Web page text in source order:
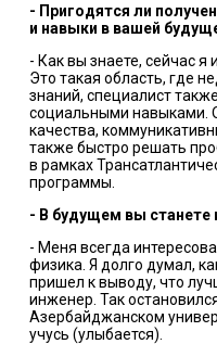
- Пригодятся ли
и навыки в вашей
- Как вы знаете, сейчас
Это такая область, где
знаний, специалист
социальными навыками.
качества,
также быстро решать
в рамках
программы.
- В будущем вы станете
- Меня всегда
физика. Я долго думал,
пришел к выводу, что
инженер. Так
Азербайджанском
учусь (улыбается).